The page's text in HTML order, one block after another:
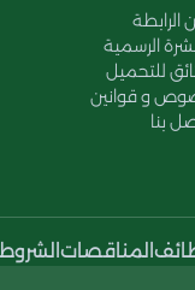
الرابطة
الرسمية
للتحميل
و قوانين
بنا
المناقصات